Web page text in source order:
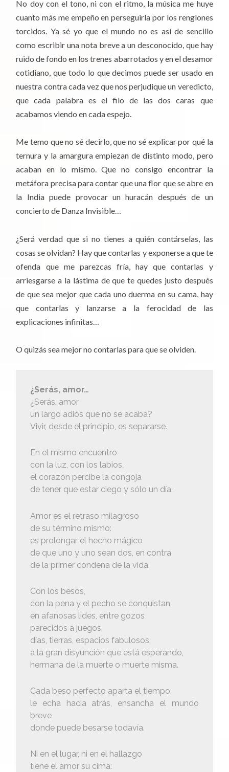
No doy con el tono, ni con el ritmo, la música me huye
cuanto más me empeño en perseguirla por los renglones
torcidos. Ya sé yo que el mundo no es así de sencillo
como escribir una nota breve a un desconocido, que hay
ruido de fondo en los trenes abarrotados y en el desamor
cotidiano, que todo lo que decimos puede ser usado en
nuestra contra cada vez que nos perjudique un veredicto,
que cada palabra es el filo de las dos caras que
acabamos viendo en cada espejo.
Me temo que no sé decirlo, que no sé explicar por qué la
ternura y la amargura empiezan de distinto modo, pero
acaban en lo mismo. Que no consigo encontrar la
metáfora precisa para contar que una flor que se abre en
la India puede provocar un huracán después de un
concierto de Danza Invisible…
¿Será verdad que si no tienes a quién contárselas, las
cosas se olvidan? Hay que contarlas y exponerse a que te
ofenda que me parezcas fría, hay que contarlas y
arriesgarse a la lástima de que te quedes justo después
de que sea mejor que cada uno duerma en su cama, hay
que contarlas y lanzarse a la ferocidad de las
explicaciones infinitas…
O quizás sea mejor no contarlas para que se olviden.
¿Serás, amor…
¿Serás, amor
un largo adiós que no se acaba?
Vivir, desde el principio, es separarse.
En el mismo encuentro
con la luz, con los labios,
el corazón percibe la congoja
de tener que estar ciego y sólo un día.
Amor es el retraso milagroso
de su término mismo:
es prolongar el hecho mágico
de que uno y uno sean dos, en contra
de la primer condena de la vida.
Con los besos,
con la pena y el pecho se conquistan,
en afanosas lides, entre gozos
parecidos a juegos,
días, tierras, espacios fabulosos,
a la gran disyunción que está esperando,
hermana de la muerte o muerte misma.
Cada beso perfecto aparta el tiempo,
le echa hacia atrás, ensancha el mundo
breve
donde puede besarse todavía.
Ni en el lugar, ni en el hallazgo
tiene el amor su cima: